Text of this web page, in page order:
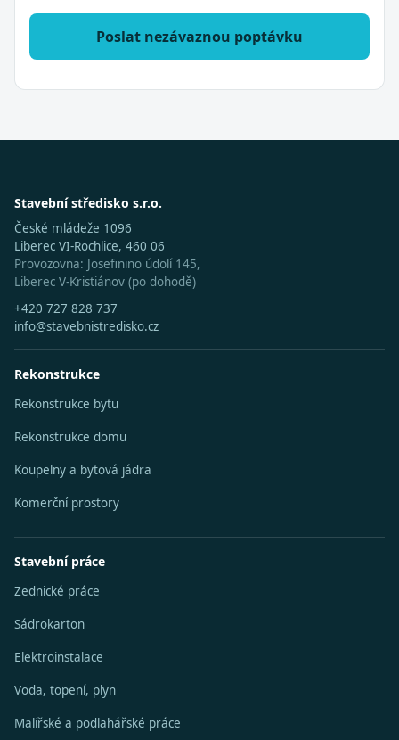
Poslat nezávaznou poptávku
Stavební středisko s.r.o.
České mládeže 1096
Liberec VI-Rochlice, 460 06
Provozovna: Josefinino údolí 145,
Liberec V-Kristiánov (po dohodě)
+420 727 828 737
info@stavebnistredisko.cz
Rekonstrukce
Rekonstrukce bytu
Rekonstrukce domu
Koupelny a bytová jádra
Komerční prostory
Stavební práce
Zednické práce
Sádrokarton
Elektroinstalace
Voda, topení, plyn
Malířské a podlahářské práce